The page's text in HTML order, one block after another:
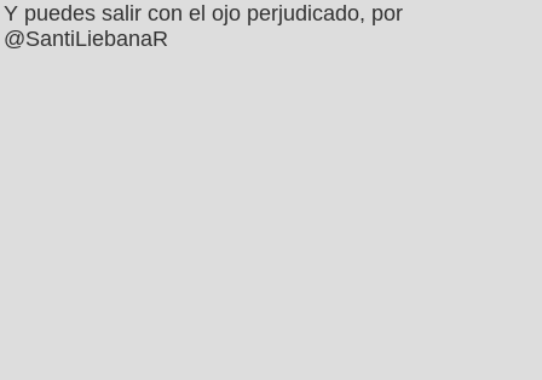
Y puedes salir con el ojo perjudicado, por
@SantiLiebanaR